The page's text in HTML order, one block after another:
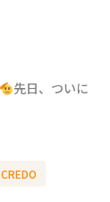
先日、ついに
CREDO